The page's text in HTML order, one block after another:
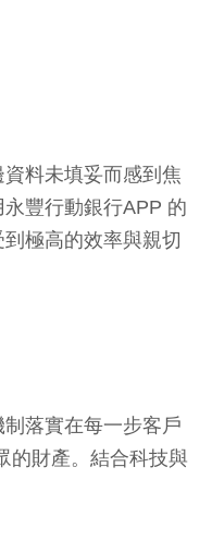
料未填妥而感到焦
豐行動銀行APP 的
極高的效率與親切
落實在每一步客戶
的財產。結合科技與